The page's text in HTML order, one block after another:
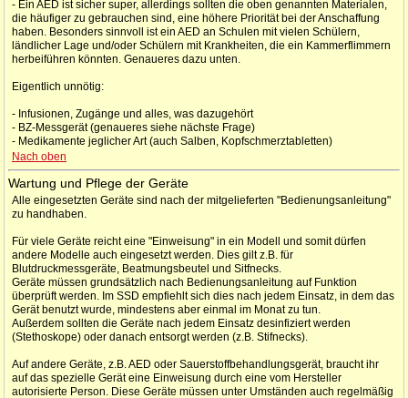
- Ein AED ist sicher super, allerdings sollten die oben genannten Materialen,
die häufiger zu gebrauchen sind, eine höhere Priorität bei der Anschaffung
haben. Besonders sinnvoll ist ein AED an Schulen mit vielen Schülern,
ländlicher Lage und/oder Schülern mit Krankheiten, die ein Kammerflimmern
herbeiführen könnten. Genaueres dazu unten.
Eigentlich unnötig:
- Infusionen, Zugänge und alles, was dazugehört
- BZ-Messgerät (genaueres siehe nächste Frage)
- Medikamente jeglicher Art (auch Salben, Kopfschmerztabletten)
Nach oben
Wartung und Pflege der Geräte
Alle eingesetzten Geräte sind nach der mitgelieferten "Bedienungsanleitung"
zu handhaben.
Für viele Geräte reicht eine "Einweisung" in ein Modell und somit dürfen
andere Modelle auch eingesetzt werden. Dies gilt z.B. für
Blutdruckmessgeräte, Beatmungsbeutel und Sitfnecks.
Geräte müssen grundsätzlich nach Bedienungsanleitung auf Funktion
überprüft werden. Im SSD empfiehlt sich dies nach jedem Einsatz, in dem das
Gerät benutzt wurde, mindestens aber einmal im Monat zu tun.
Außerdem sollten die Geräte nach jedem Einsatz desinfiziert werden
(Stethoskope) oder danach entsorgt werden (z.B. Stifnecks).
Auf andere Geräte, z.B. AED oder Sauerstoffbehandlungsgerät, braucht ihr
auf das spezielle Gerät eine Einweisung durch eine vom Hersteller
autorisierte Person. Diese Geräte müssen unter Umständen auch regelmäßig